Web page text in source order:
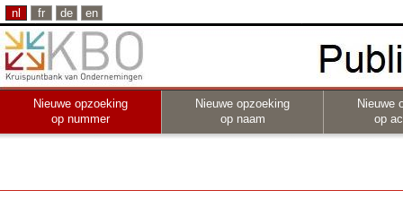
nl fr de en
Nieuwe opzoeking
op nummer
Nieuwe opzoeking
op naam
Nieuwe
op